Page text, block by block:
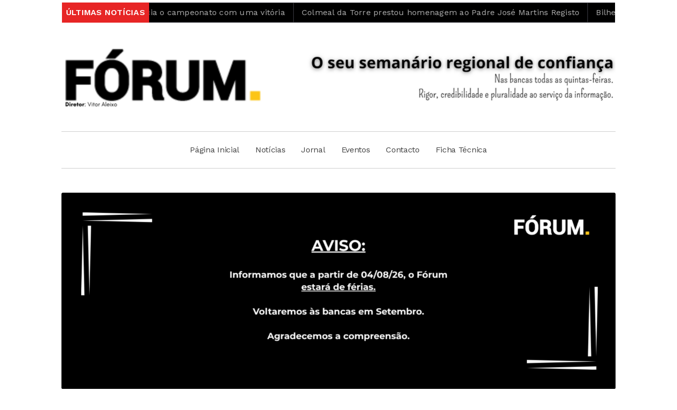
ÚLTIMAS NOTÍCIAS
da Covilhã inicia o campeonato com uma vitória Colmeal da Torre prestou homenagem ao Padre José Martins Registo Bilhete de Identidade vitalício
Página Inicial Notícias Jornal Eventos Contacto Ficha Técnica